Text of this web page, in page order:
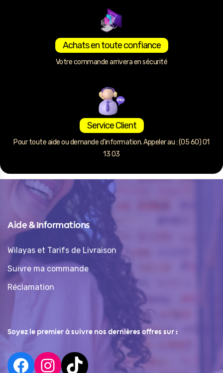
Achats en toute confiance
Votre commande arrivera en sécurité
Service Client
Pour toute aide ou demande d’information. Appeler au : (05 60) 01
13 03
Aide & Informations
Wilayas et Tarifs de Livraison
Suivre ma commande
Réclamation
Soyez le premier à suivre nos dernières offres sur :